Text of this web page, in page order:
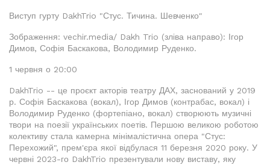
Виступ гурту DakhTrio "Стус. Тичина. Шевченко"
Зображення: vechir.media/ Dakh Trio (зліва направо): Ігор
Димов, Софія Баскакова, Володимир Руденко.
1 червня о 20:00
DakhTrio -- це проєкт акторів театру ДАХ, заснований у 2019
р. Софія Баскакова (вокал), Ігор Димов (контрабас, вокал) і
Володимир Руденко (фортепіано, вокал) створюють музичні
твори на поезії українських поетів. Першою великою роботою
колективу стала камерна мінімалістична опера "Стус:
Перехожий", прем'єра якої відбулася 11 березня 2020 року. У
червні 2023-го DakhTrio презентували нову виставу, яку